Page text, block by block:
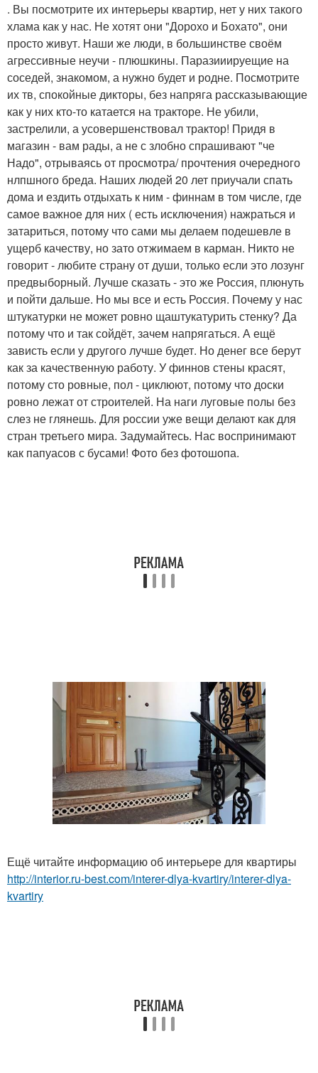
. Вы посмотрите их интерьеры квартир, нет у них такого
хлама как у нас. Не хотят они "Дорохо и Бохато", они
просто живут. Наши же люди, в большинстве своём
агрессивные неучи - плюшкины. Паразииируещие на
соседей, знакомом, а нужно будет и родне. Посмотрите
их тв, спокойные дикторы, без напряга рассказывающие
как у них кто-то катается на тракторе. Не убили,
застрелили, а усовершенствовал трактор! Придя в
магазин - вам рады, а не с злобно спрашивают "че
Надо", отрываясь от просмотра/ прочтения очередного
нлпшного бреда. Наших людей 20 лет приучали спать
дома и ездить отдыхать к ним - финнам в том числе, где
самое важное для них ( есть исключения) нажраться и
затариться, потому что сами мы делаем подешевле в
ущерб качеству, но зато отжимаем в карман. Никто не
говорит - любите страну от души, только если это лозунг
предвыборный. Лучше сказать - это же Россия, плюнуть
и пойти дальше. Но мы все и есть Россия. Почему у нас
штукатурки не может ровно щаштукатурить стенку? Да
потому что и так сойдёт, зачем напрягаться. А ещё
зависть если у другого лучше будет. Но денег все берут
как за качественную работу. У финнов стены красят,
потому сто ровные, пол - циклюют, потому что доски
ровно лежат от строителей. На наги луговые полы без
слез не глянешь. Для россии уже вещи делают как для
стран третьего мира. Задумайтесь. Нас воспринимают
как папуасов с бусами! Фото без фотошопа.
Ещё читайте информацию об интерьере для квартиры
http://interior.ru-best.com/interer-dlya-kvartiry/interer-dlya-
kvartiry